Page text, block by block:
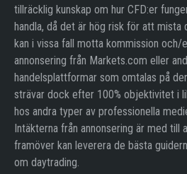
tillräcklig kunskap om hur CFD:er
handla, då det är hög risk för att mista
kan i vissa fall motta kommission och/
annonsering från Markets.com eller
handelsplattformar som omtalas på
strävar dock efter 100% objektivitet i
hos andra typer av professionella
Intäkterna från annonsering är med till
framöver kan leverera de bästa
om daytrading.